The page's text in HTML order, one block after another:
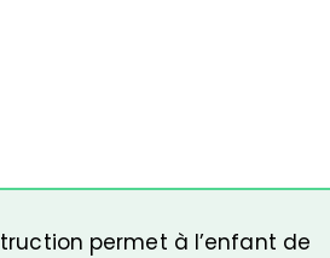
permet à l’enfant de